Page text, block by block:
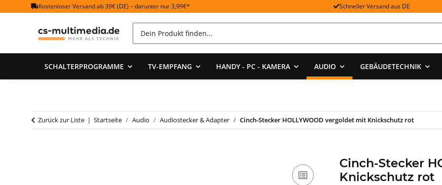
Kostenloser Versand ab 39€ (DE) – darunter nur 3,99€* Schneller Versand aus DE
SCHALTERPROGRAMME TV-EMPFANG HANDY - PC - KAMERA AUDIO GEBÄUDETECHNIK
Zurück zur Liste Startseite Audio Audiostecker & Adapter Cinch-Stecker HOLLYWOOD vergoldet mit Knickschutz rot
Cinch-Stecker
Knickschutz rot